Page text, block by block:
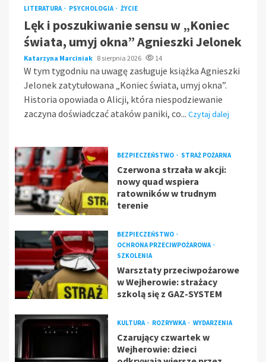
LITERATURA PSYCHOLOGIA ŻYCIE
Lęk i poszukiwanie sensu w „Koniec
świata, umyj okna” Agnieszki Jelonek
Katarzyna Marciniak 8 sierpnia 2026 14
W tym tygodniu na uwagę zasługuje książka Agnieszki
Jelonek zatytułowana „Koniec świata, umyj okna”.
Historia opowiada o Alicji, która niespodziewanie
zaczyna doświadczać ataków paniki, co... Czytaj dalej
BEZPIECZEŃSTWO STRAŻ POŻARNA
Czerwona strzała w akcji:
nowy quad wspiera
ratowników w trudnym
terenie
BEZPIECZEŃSTWO
OCHRONA PRZECIWPOŻAROWA
SZKOLENIA
Warsztaty przeciwpożarowe
w Wejherowie: strażacy
szkolą się z GAZ-SYSTEM
KULTURA ROZRYWKA WYDARZENIA
Czarujący czwartek w
Wejherowie: dzieci